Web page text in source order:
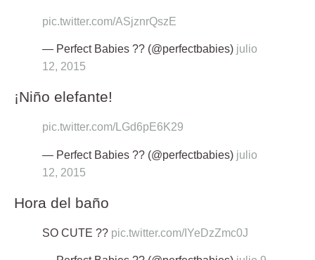
pic.twitter.com/ASjznrQszE
— Perfect Babies ?? (@perfectbabies) julio
12, 2015
¡Niño elefante!
pic.twitter.com/LGd6pE6K29
— Perfect Babies ?? (@perfectbabies) julio
12, 2015
Hora del baño
SO CUTE ?? pic.twitter.com/IYeDzZmc0J